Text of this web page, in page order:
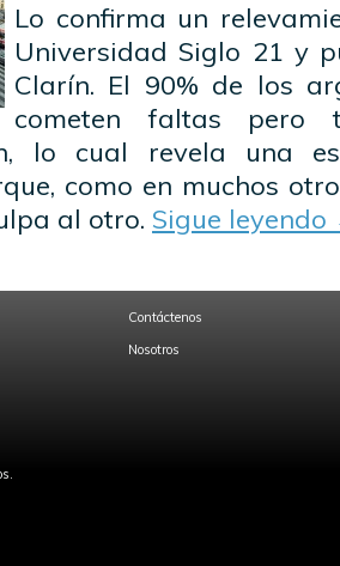
Lo confirma un
Universidad Siglo 21 y
Clarín. El 90% de los
cometen faltas pero
lo cual revela una
como en muchos
al otro. Sigue leyendo
Contáctenos
Nosotros